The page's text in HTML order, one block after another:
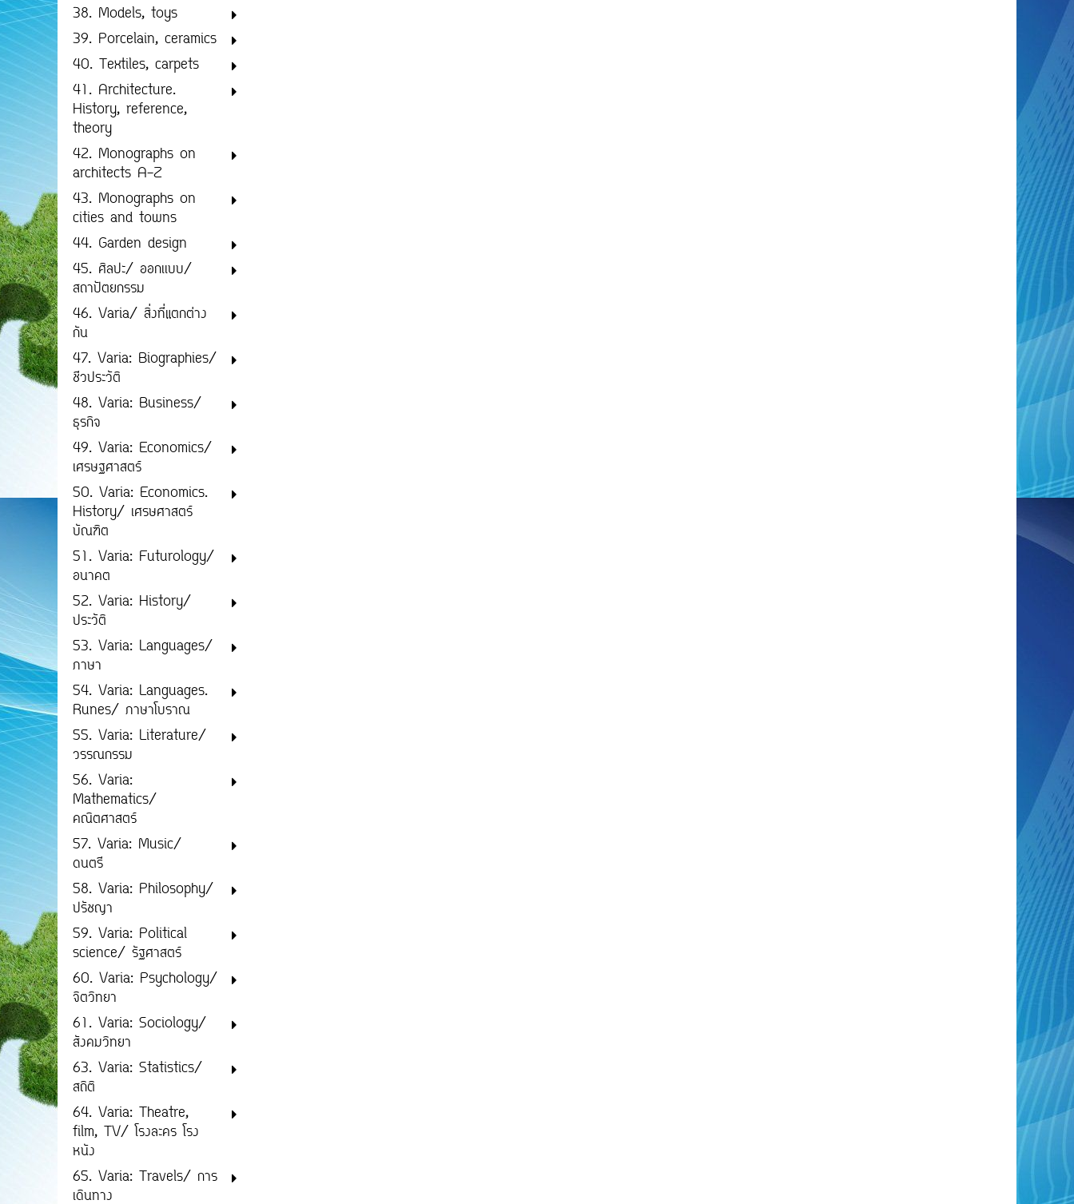
38. Models, toys
39. Porcelain, ceramics
40. Textiles, carpets
41. Architecture.
History, reference,
theory
42. Monographs on
architects A-Z
43. Monographs on
cities and towns
44. Garden design
45. ศิลปะ/ ออกเเบบ/
สถาปัตยกรรม
46. Varia/ สิ่งที่แตกต่าง
กัน
47. Varia: Biographies/
ชีวประวัติ
48. Varia: Business/
ธุรกิจ
49. Varia: Economics/
เศรษฐศาสตร์
50. Varia: Economics.
History/ เศรษศาสตร์
บัณฑิต
51. Varia: Futurology/
อนาคต
52. Varia: History/
ประวัติ
53. Varia: Languages/
ภาษา
54. Varia: Languages.
Runes/ ภาษาโบราณ
55. Varia: Literature/
วรรณกรรม
56. Varia:
Mathematics/
คณิตศาสตร์
57. Varia: Music/
ดนตรี
58. Varia: Philosophy/
ปรัชญา
59. Varia: Political
science/ รัฐศาสตร์
60. Varia: Psychology/
จิตวิทยา
61. Varia: Sociology/
สังคมวิทยา
63. Varia: Statistics/
สถิติ
64. Varia: Theatre,
film, TV/ โรงละคร โรง
หนัง
65. Varia: Travels/ การ
เดินทาง